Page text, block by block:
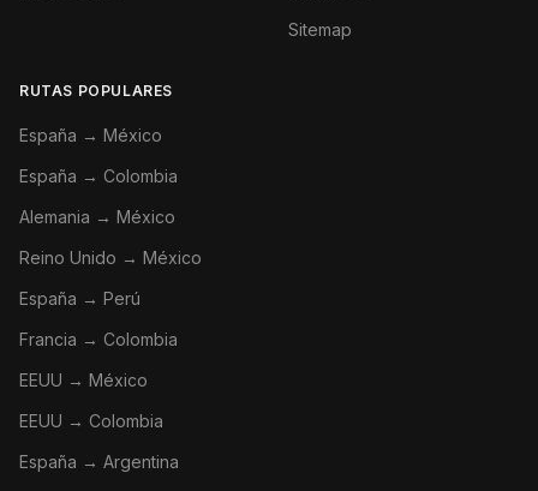
Sitemap
RUTAS POPULARES
España → México
España → Colombia
Alemania → México
Reino Unido → México
España → Perú
Francia → Colombia
EEUU → México
EEUU → Colombia
España → Argentina